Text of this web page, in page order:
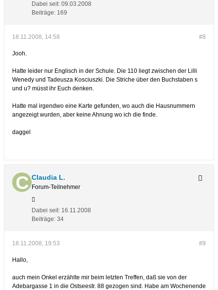
Dabei seit: 09.03.2008
Beiträge: 169
#8
18.11.2008, 14:58
Jooh.
Hatte leider nur Englisch in der Schule. Die 110 liegt zwischen der Lilli
Wenedy und Tadeusza Kosciuszki. Die Striche über den Buchstaben s
und u? müsst ihr Euch denken.
Hatte mal irgendwo eine Karte gefunden, wo auch die Hausnummern
angezeigt wurden, aber keine Ahnung wo ich die finde.
daggel
Claudia L.
Forum-Teilnehmer
Dabei seit: 16.11.2008
Beiträge: 34
#9
18.11.2008, 19:53
Hallo,
auch mein Onkel erzählte mir beim letzten Treffen, daß sie von der
Adebargasse 1 in die Ostseestr. 88 gezogen sind. Habe am Wochenende